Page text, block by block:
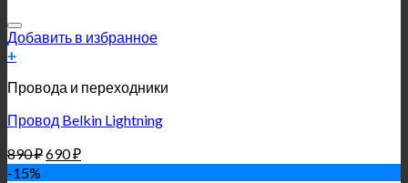
Добавить в избранное
+
Провода и переходники
Провод Belkin Lightning
890₽690₽
-15%